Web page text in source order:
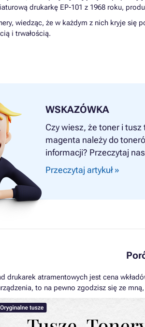
drukarkę EP-101 z 1968 roku,
wiedząc, że w każdym z nich kryje się
i trwałością.
WSKAZÓWKA
Czy wiesz, że toner i
magenta należy do
informacji? Przeczytaj
Przeczytaj artykuł »
drukarek atramentowych jest cena
to na pewno zgodzisz się ze